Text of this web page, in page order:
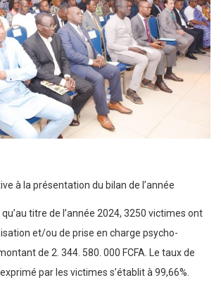
à la présentation du bilan de l’année
qu’au titre de l’année 2024, 3250 victimes ont
et/ou de prise en charge psycho-
de 2. 344. 580. 000 FCFA. Le taux de
par les victimes s’établit à 99,66%.